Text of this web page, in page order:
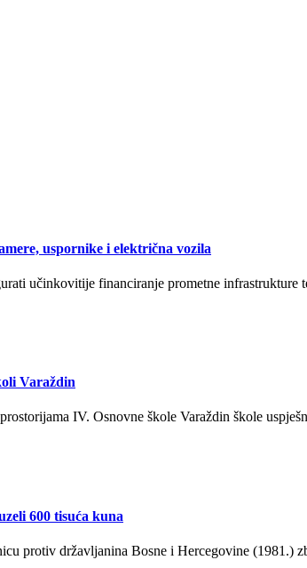
uspornike i električna vozila
učinkovitije financiranje prometne
Varaždin
IV. Osnovne škole Varaždin škole
600 tisuća kuna
protiv državljanina Bosne i Hercegovine (1981.)